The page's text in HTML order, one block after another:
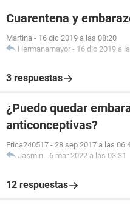
Cuarentena y
Martina - 16 dic 2019 a las 08:20
Hermanamayor - 16 dic 2019 a
3 respuestas
¿Puedo quedar
anticonceptivas?
Erica240517 - 28 sep 2017 a las
Jasmin - 6 mar 2022 a las 03:31
12 respuestas